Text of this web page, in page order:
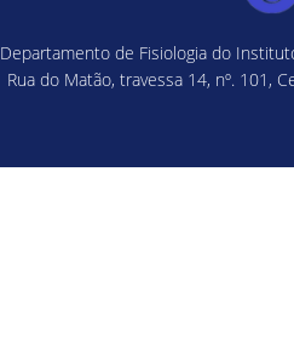
Departamento de Fisiologia do
Rua do Matão, travessa 14, nº. 101,